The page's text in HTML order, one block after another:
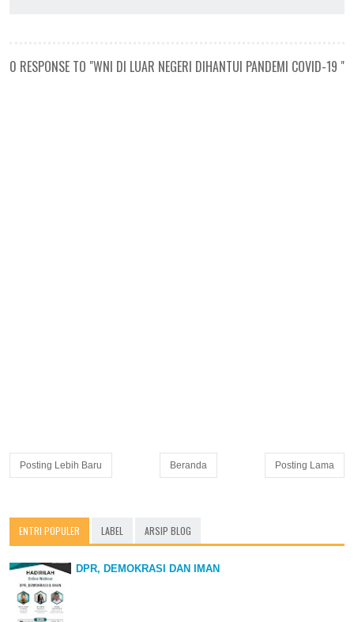
0 RESPONSE TO "WNI DI LUAR NEGERI DIHANTUI PANDEMI COVID-19 "
Posting Lebih Baru Posting Lama
Beranda
ENTRI POPULER LABEL ARSIP BLOG
DPR, DEMOKRASI DAN IMAN